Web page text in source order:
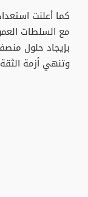
كما أعلنت
مع السلطات
بإيجاد حلول
وتنهي أزمة